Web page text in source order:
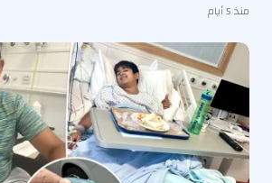
منذ 5 أيام